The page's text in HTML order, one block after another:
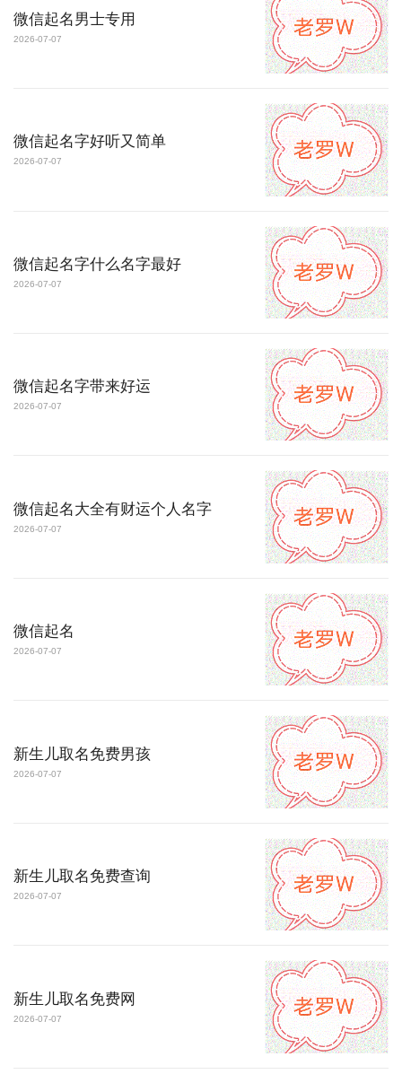
微信起名男士专用
2026-07-07
微信起名字好听又简单
2026-07-07
微信起名字什么名字最好
2026-07-07
微信起名字带来好运
2026-07-07
微信起名大全有财运个人名字
2026-07-07
微信起名
2026-07-07
新生儿取名免费男孩
2026-07-07
新生儿取名免费查询
2026-07-07
新生儿取名免费网
2026-07-07